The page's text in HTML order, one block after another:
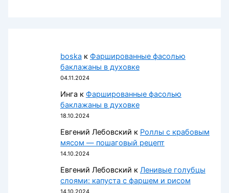
boska к Фаршированные фасолью
баклажаны в духовке
04.11.2024
Инга к Фаршированные фасолью
баклажаны в духовке
18.10.2024
Евгений Лебовский к Роллы с крабовым
мясом — пошаговый рецепт
14.10.2024
Евгений Лебовский к Ленивые голубцы
слоями: капуста с фаршем и рисом
14.10.2024